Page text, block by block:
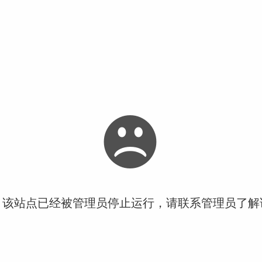
站点已经被管理员停止运行，请联系管理员了